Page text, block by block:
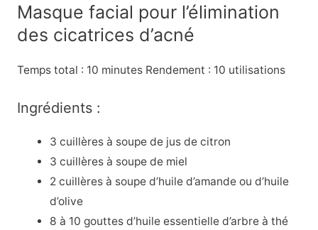
Masque facial pour l’élimination
des cicatrices d’acné
Temps total : 10 minutes Rendement : 10 utilisations
Ingrédients :
3 cuillères à soupe de jus de citron
3 cuillères à soupe de miel
2 cuillères à soupe d’huile d’amande ou d’huile
d’olive
8 à 10 gouttes d’huile essentielle d’arbre à thé